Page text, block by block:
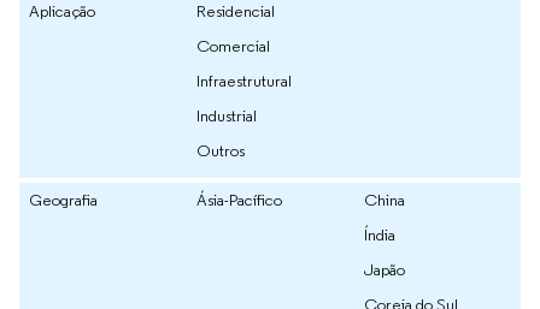
Aplicação
Residencial
Comercial
Infraestrutural
Industrial
Outros
Geografia Ásia-Pacífico
China
Índia
Japão
Coreia do Sul